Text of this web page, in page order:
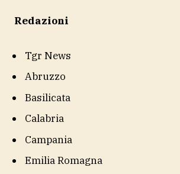
Redazioni
Tgr News
Abruzzo
Basilicata
Calabria
Campania
Emilia Romagna